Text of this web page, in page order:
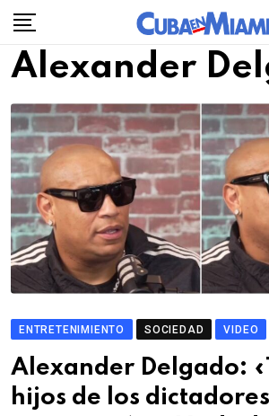
Skip
content
Alexander
ENTRETENIMIENTO SOCIEDAD VIDEO
Alexander Delgado:
hijos de los